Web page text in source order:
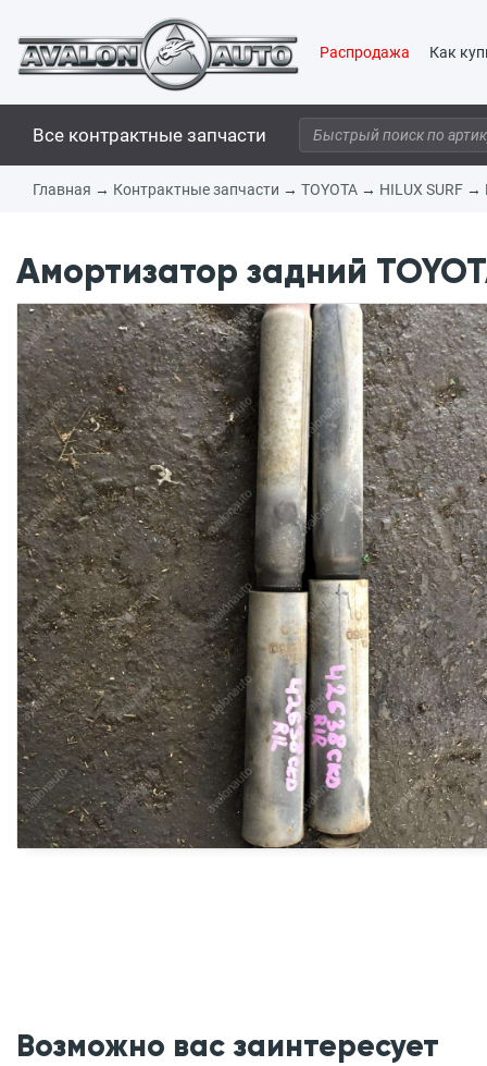
Распродажа Как
Все контрактные запчасти
Главная → Контрактные запчасти → TOYOTA → HILUX SURF →
Амортизатор задний
Возможно вас заинтересует